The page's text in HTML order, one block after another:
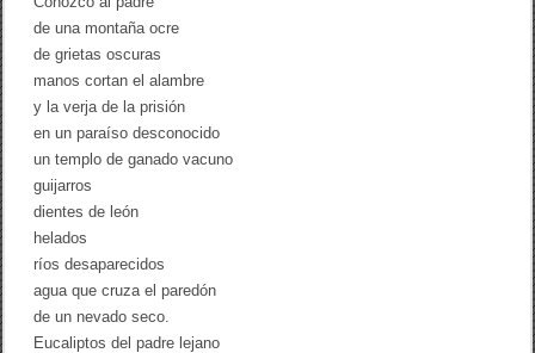
t
r
z
a
de una montaña ocre
de grietas oscuras
manos cortan el alambre
y la verja de la prisión
en un paraíso desconocido
un templo de ganado vacuno
guijarros
dientes de león
helados
ríos desaparecidos
agua que cruza el paredón
de un nevado seco.
Eucaliptos del padre lejano